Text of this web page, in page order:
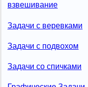
взвешивание
Задачи с веревками
Задачи с подвохом
Задачи со спичками